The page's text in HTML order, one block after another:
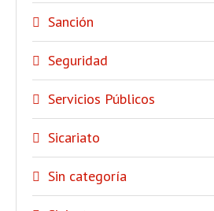
Sanción
Seguridad
Servicios Públicos
Sicariato
Sin categoría